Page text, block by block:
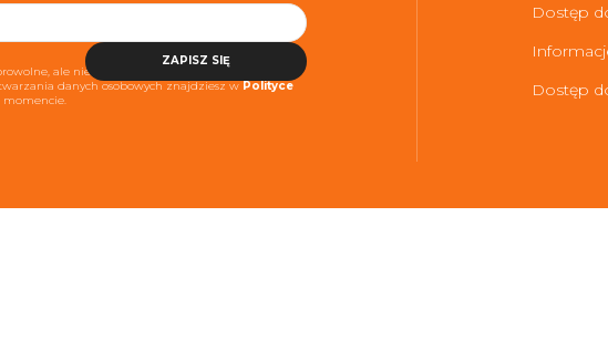
ZAPISZ SIĘ
ale niezbędne do realizacji usługi. Więcej
danych osobowych znajdziesz wPolityce
momencie.
Dostęp
Dostęp